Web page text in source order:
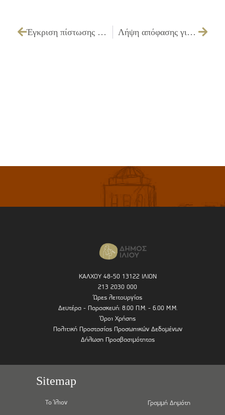
Έγκριση πίστωσης και διάθεσης ποσού 143,91 ευρώ με ΦΠΑ, για την δημοσίευση οικονομικής κατάστασης εσόδων-εξόδων για το έτος 2013 στην εφημερίδα «ΕΛΕΥΘΕΡΟΣ ΔΙΑΓΟΛΟΣ» Λήψη απόφασης για την έγκριση πρακτικού που αφορά την κλήρωση μελών Δ.Σ. για την συγκρότηση επιτροπών του ΔΗ.ΚΕ.Π.Α Ιλίου
ΚΑΛΧΟΥ 48-50 13122 ΙΛΙΟΝ
213 2030 000
Ώρες λειτουργίας
Δευτέρα - Παρασκευή: 8.00 Π.Μ. - 6.00 Μ.Μ.
Όροι Χρήσης
Πολιτική Προστασίας Προσωπικών Δεδομένων
Δήλωση Προσβασιμότητας
Sitemap
Το Ίλιον Γραμμή Δημότη